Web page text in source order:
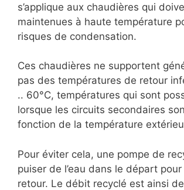
s’applique aux chaudières qui
maintenues à haute température
risques de condensation.
Ces chaudières ne supportent
pas des températures de retour
.. 60°C, températures qui sont
lorsque les circuits secondaires
fonction de la température
Pour éviter cela, une pompe de
puiser de l’eau dans le départ
retour. Le débit recyclé est ainsi de